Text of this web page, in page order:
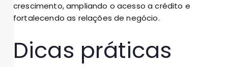
crescimento, ampliando o acesso a crédito e
fortalecendo as relações de negócio.
Dicas práticas